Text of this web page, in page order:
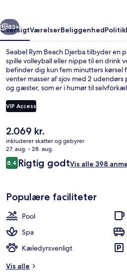
Næste
83+
OversigtVærelserBeliggenhed
Seabel Rym Beach Djerba tilbyder en
spille volleyball eller nippe til en drink
befinder dig kun fem minutters kørsel
venter masser af sjov med 2
og gæster, som er i humør til
scrub-behandlinger.
de 2 barer/lounger er gode steder at
og en sauna. Rejsende har kun godt
personale.
VIP Access
Den
nuværende
pris
er
2.069 kr.
2.069 kr.
inkluderer skatter og gebyrer
27. aug. - 28. aug.
Anmeldelser
8,48,4 ud af 10.
Rigtig godtVis alle 398
Populære faciliteter
Pool
Spa
Kæledyrsvenligt
Vis alle